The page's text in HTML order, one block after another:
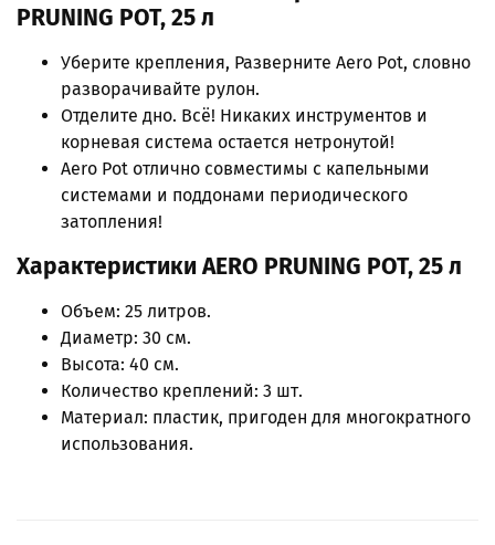
PRUNING POT, 25 л
Уберите крепления, Разверните Aero Pot, словно
разворачивайте рулон.
Отделите дно. Всё! Никаких инструментов и
корневая система остается нетронутой!
Aero Pot отлично совместимы с капельными
системами и поддонами периодического
затопления!
Характеристики AERO PRUNING POT, 25 л
Объем: 25 литров.
Диаметр: 30 см.
Высота: 40 см.
Количество креплений: 3 шт.
Материал: пластик, пригоден для многократного
использования.